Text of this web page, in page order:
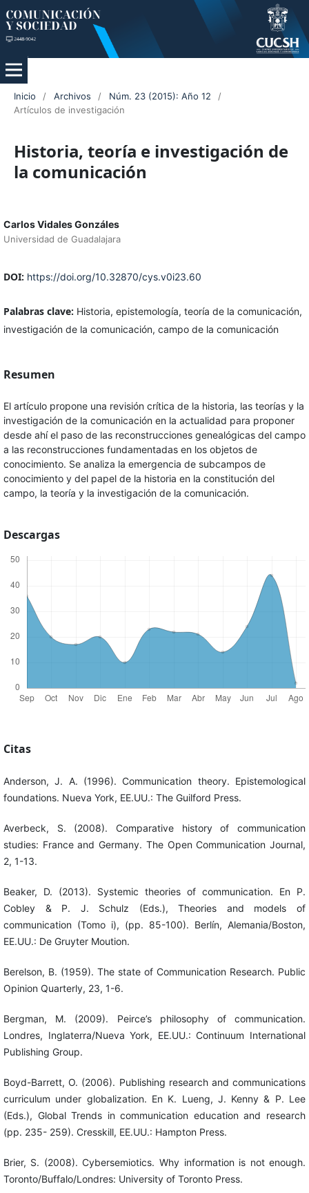
Inicio / Archivos / Núm. 23 (2015): Año 12
/
Artículos de investigación
Historia, teoría e investigación de
la comunicación
Carlos Vidales Gonzáles
Universidad de Guadalajara
DOI: https://doi.org/10.32870/cys.v0i23.60
Palabras clave: Historia, epistemología, teoría de la comunicación,
investigación de la comunicación, campo de la comunicación
Resumen
El artículo propone una revisión crítica de la historia, las teorías y la
investigación de la comunicación en la actualidad para proponer
desde ahí el paso de las reconstrucciones genealógicas del campo
a las reconstrucciones fundamentadas en los objetos de
conocimiento. Se analiza la emergencia de subcampos de
conocimiento y del papel de la historia en la constitución del
campo, la teoría y la investigación de la comunicación.
Descargas
Citas
Anderson, J. A. (1996). Communication theory. Epistemological
foundations. Nueva York, EE.UU.: The Guilford Press.
Averbeck, S. (2008). Comparative history of communication
studies: France and Germany. The Open Communication Journal,
2, 1-13.
Beaker, D. (2013). Systemic theories of communication. En P.
Cobley & P. J. Schulz (Eds.), Theories and models of
communication (Tomo i), (pp. 85-100). Berlín, Alemania/Boston,
EE.UU.: De Gruyter Moution.
Berelson, B. (1959). The state of Communication Research. Public
Opinion Quarterly, 23, 1-6.
Bergman, M. (2009). Peirce’s philosophy of communication.
Londres, Inglaterra/Nueva York, EE.UU.: Continuum International
Publishing Group.
Boyd-Barrett, O. (2006). Publishing research and communications
curriculum under globalization. En K. Lueng, J. Kenny & P. Lee
(Eds.), Global Trends in communication education and research
(pp. 235- 259). Cresskill, EE.UU.: Hampton Press.
Brier, S. (2008). Cybersemiotics. Why information is not enough.
Toronto/Buffalo/Londres: University of Toronto Press.